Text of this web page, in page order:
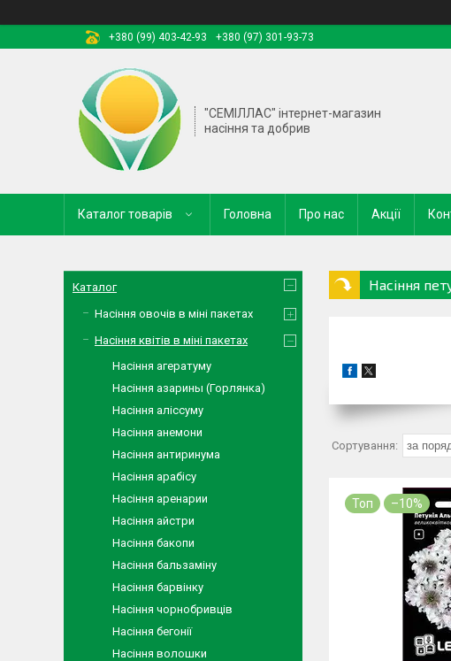
+380 (99) 403-42-93
+380 (97) 301-93-73
"СЕМІЛЛАС" інтернет-магазин
насіння та добрив
Каталог товарів Головна Про нас Акції
Насіння
Топ –10%
Каталог
Насіння овочів в міні пакетах
Насіння квітів в міні пакетах
Насіння агератуму
Насіння азарины (Горлянка)
Насіння аліссуму
Насіння анемони
Насіння антиринума
Насіння арабісу
Насіння аренарии
Насіння айстри
Насіння бакопи
Насіння бальзаміну
Насіння барвінку
Насіння чорнобривців
Насіння бегонії
Насіння волошки